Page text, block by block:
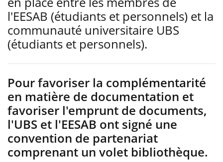
l'EESAB (étudiants et personnels) et la
communauté universitaire UBS
(étudiants et personnels).
Pour favoriser la complémentarité
en matière de documentation et
favoriser l'emprunt de documents,
l'UBS et l'EESAB ont signé une
convention de partenariat
comprenant un volet bibliothèque.